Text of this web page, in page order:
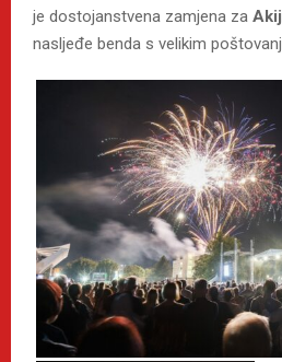
je dostojanstvena zamjena za
nasljeđe benda s velikim